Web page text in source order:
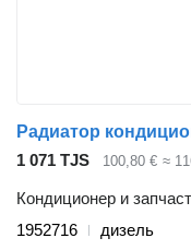
1 071 TJS 100,80 € ≈
Кондиционер и
1952716
дизель